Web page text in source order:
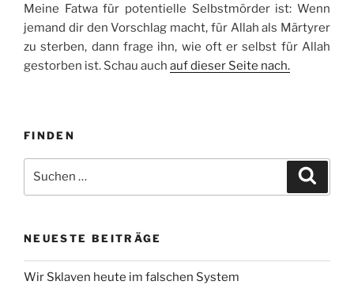
Meine Fatwa für potentielle Selbstmörder ist: Wenn
jemand dir den Vorschlag macht, für Allah als Märtyrer
zu sterben, dann frage ihn, wie oft er selbst für Allah
gestorben ist. Schau auch auf dieser Seite nach.
FINDEN
nach:
NEUESTE BEITRÄGE
Wir Sklaven heute im falschen System